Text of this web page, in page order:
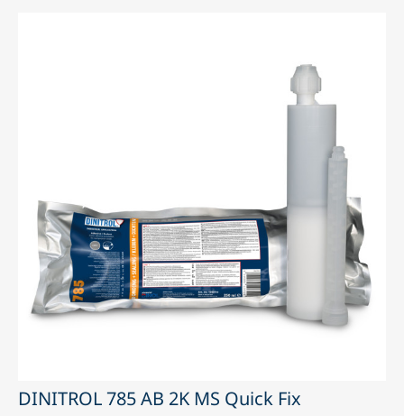
DINITROL 785 AB 2K MS Quick Fix